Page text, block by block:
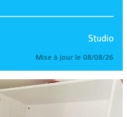
Studio
Mise à jour le 08/08/26